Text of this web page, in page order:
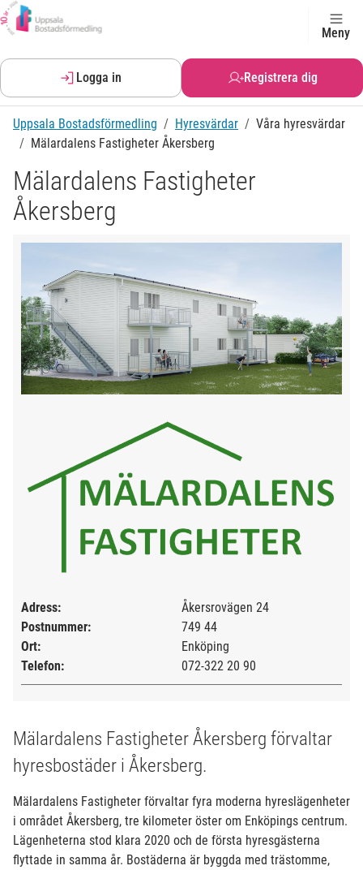
Meny
Logga in Registrera dig
Uppsala Bostadsförmedling Hyresvärdar
Våra hyresvärdar
Mälardalens Fastigheter Åkersberg
Mälardalens Fastigheter
Åkersberg
Adress:
Åkersrovägen 24
Postnummer:
749 44
Ort:
Enköping
Telefon:
072-322 20 90
Mälardalens Fastigheter Åkersberg förvaltar
hyresbostäder i Åkersberg.
Mälardalens Fastigheter förvaltar fyra moderna hyreslägenheter
i området Åkersberg, tre kilometer öster om Enköpings centrum.
Lägenheterna stod klara 2020 och de första hyresgästerna
flyttade in samma år. Bostäderna är byggda med trästomme,